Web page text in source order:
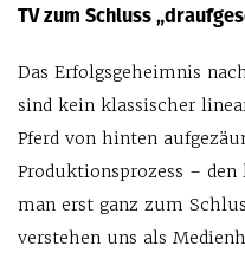
TV zum Schluss
Das Erfolgsgeheimnis
sind kein klassischer
Pferd von hinten
Produktionsprozess – den
man erst ganz zum
verstehen uns als